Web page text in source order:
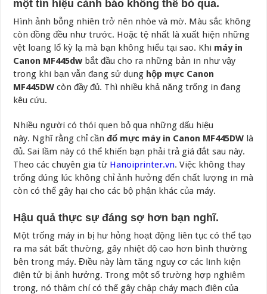
một tín hiệu cảnh báo không thể bỏ qua.
Hình ảnh bỗng nhiên trở nên nhòe và mờ. Màu sắc không
còn đồng đều như trước. Hoặc tệ nhất là xuất hiện những
vệt loang lổ kỳ lạ mà bạn không hiểu tại sao. Khi máy in
Canon MF445dw bắt đầu cho ra những bản in như vậy
trong khi bạn vẫn đang sử dụng hộp mực Canon
MF445DW còn đầy đủ. Thì nhiều khả năng trống in đang
kêu cứu.
Nhiều người có thói quen bỏ qua những dấu hiệu
này. Nghĩ rằng chỉ cầnđổ mực máy in Canon MF445DW là
đủ. Sai lầm này có thể khiến bạn phải trả giá đắt sau này.
Theo các chuyên gia từ Hanoiprinter.vn. Việc không thay
trống đúng lúc không chỉ ảnh hưởng đến chất lượng in mà
còn có thể gây hại cho các bộ phận khác của máy.
Hậu quả thực sự đáng sợ hơn bạn nghĩ.
Một trống máy in bị hư hỏng hoạt động liên tục có thể tạo
ra ma sát bất thường, gây nhiệt độ cao hơn bình thường
bên trong máy. Điều này làm tăng nguy cơ các linh kiện
điện tử bị ảnh hưởng. Trong một số trường hợp nghiêm
trọng, nó thậm chí có thể gây chập cháy mạch điện của